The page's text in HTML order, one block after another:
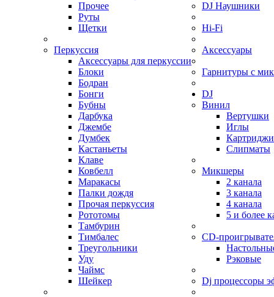
Прочее
Руты
Щетки
Перкуссия
Аксессуары для перкуссии
Блоки
Бодран
Бонги
Бубны
Дарбука
Джембе
Думбек
Кастаньеты
Клаве
Ковбелл
Маракасы
Палки дождя
Прочая перкуссия
Рототомы
Тамбурин
Тимбалес
Треугольники
Уду
Чаймс
Шейкер
DJ Наушники
Hi-Fi
Аксессуары
Гарнитуры с
DJ
Винил
Вертушки
Иглы
Картриджи
Слипматы
Микшеры
2 канала
3 канала
4 канала
5 и более
CD-
Рэковые
Dj процессоры